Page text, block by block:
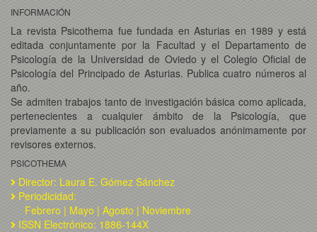
INFORMACIÓN
La revista Psicothema fue fundada en Asturias en 1989 y está
editada conjuntamente por la Facultad y el Departamento de
Psicología de la Universidad de Oviedo y el Colegio Oficial de
Psicología del Principado de Asturias. Publica cuatro números al
año.
Se admiten trabajos tanto de investigación básica como aplicada,
pertenecientes a cualquier ámbito de la Psicología, que
previamente a su publicación son evaluados anónimamente por
revisores externos.
PSICOTHEMA
Director: Laura E. Gómez Sánchez
Periodicidad:
Febrero | Mayo | Agosto | Noviembre
ISSN Electrónico: 1886-144X